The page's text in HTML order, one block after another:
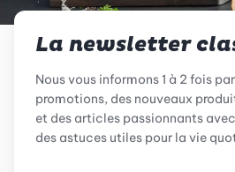
La newsletter
Nous vous informons 1 à 2 fois
promotions, des nouveaux
et des articles passionnants
des astuces utiles pour la vie